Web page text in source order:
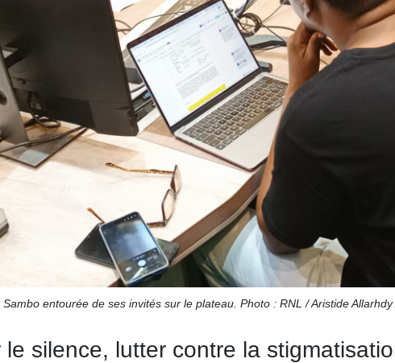
Sambo entourée de ses invités sur le plateau. Photo : RNL / Aristide Allarhdy
silence, lutter contre la